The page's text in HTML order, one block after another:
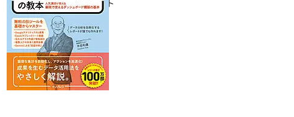
様にプレゼント
7月31日 10:00